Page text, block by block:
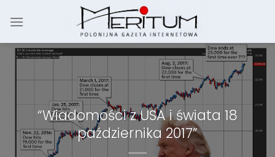
“Wiadomości z USA i świata 18
października 2017”